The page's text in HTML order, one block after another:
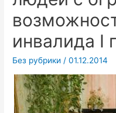
инвалида I
Без рубрики /01.12.2014